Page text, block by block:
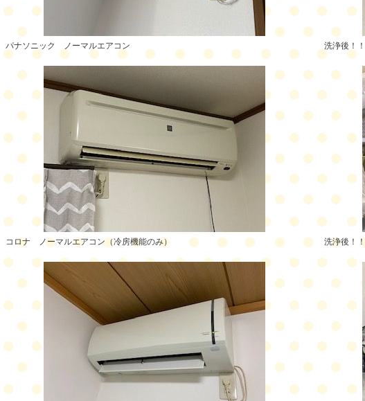
パナソニック ノーマルエアコン 洗浄後！！
コロナ ノーマルエアコン（冷房機能のみ） 洗浄後！！